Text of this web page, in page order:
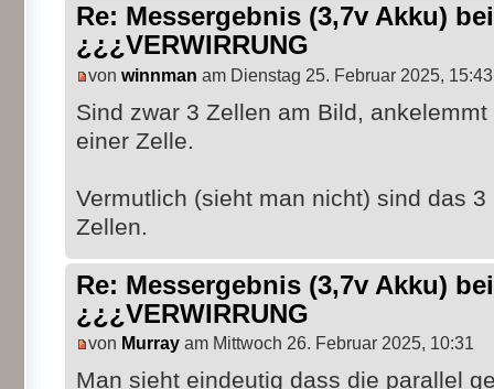
Re: Messergebnis (3,7v Akku)
¿¿¿VERWIRRUNG
von winnman am Dienstag 25. Februar 2025, 15:43
Sind zwar 3 Zellen am Bild,
einer Zelle.
Vermutlich (sieht man nicht) sind das
Zellen.
Re: Messergebnis (3,7v Akku)
¿¿¿VERWIRRUNG
von Murray am Mittwoch 26. Februar 2025, 10:31
Man sieht eindeutig dass die parallel